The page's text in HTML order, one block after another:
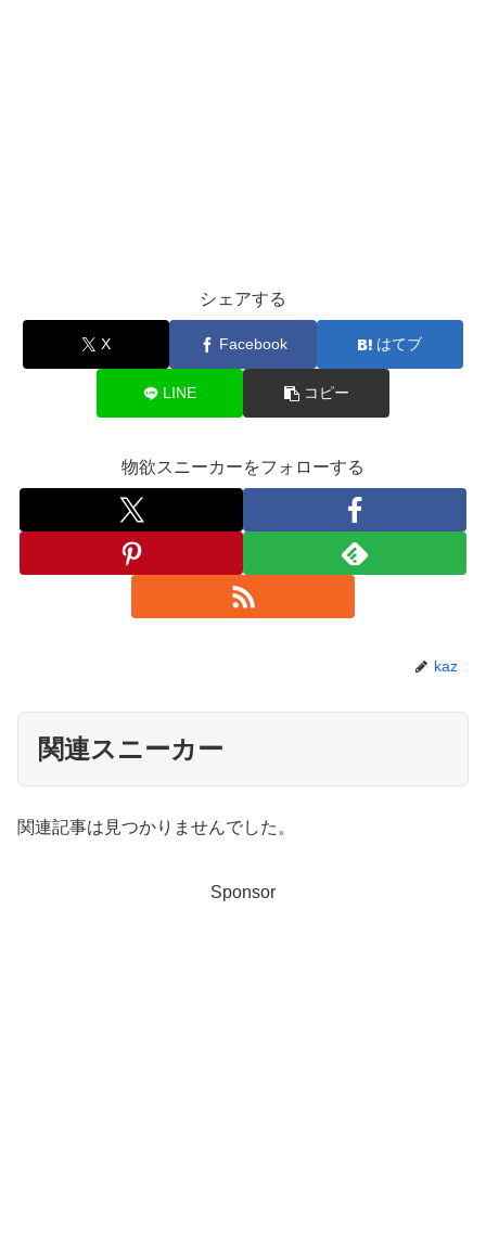
シェアする
X Facebook はてブ
LINE コピー
物欲スニーカーをフォローする
kaz
関連スニーカー
関連記事は見つかりませんでした。
Sponsor